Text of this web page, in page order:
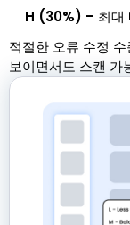
H (30%) – 최대
적절한 오류 수정
보이면서도 스캔 가